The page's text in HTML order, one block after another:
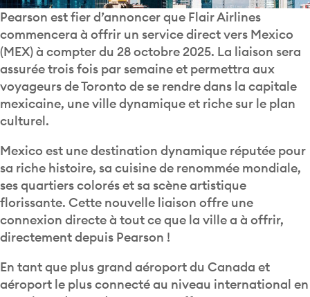
Pearson est fier d’annoncer que Flair Airlines
commencera à offrir un service direct vers Mexico
(MEX) à compter du 28 octobre 2025. La liaison sera
assurée trois fois par semaine et permettra aux
voyageurs de Toronto de se rendre dans la capitale
mexicaine, une ville dynamique et riche sur le plan
culturel.
Mexico est une destination dynamique réputée pour
sa riche histoire, sa cuisine de renommée mondiale,
ses quartiers colorés et sa scène artistique
florissante. Cette nouvelle liaison offre une
connexion directe à tout ce que la ville a à offrir,
directement depuis Pearson !
En tant que plus grand aéroport du Canada et
aéroport le plus connecté au niveau international en